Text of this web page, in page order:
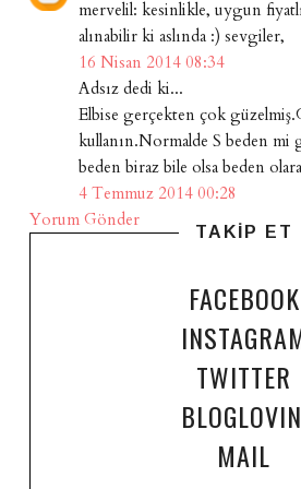
mervelil: kesinlikle, uygun
alınabilir ki aslında :) sevgiler,
16 Nisan 2014 08:34
Adsız dedi ki...
Elbise gerçekten çok
kullanın.Normalde S beden
beden biraz bile olsa beden
4 Temmuz 2014 00:28
Yorum Gönder
TAKİP ET
FACEBOOK
TWITTER
MAIL